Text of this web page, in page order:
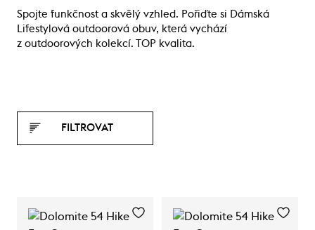
Spojte funkčnost a skvělý vzhled. Pořiďte si Dámská
Lifestylová outdoorová obuv, která vychází
z outdoorových kolekcí. TOP kvalita.
FILTROVAT